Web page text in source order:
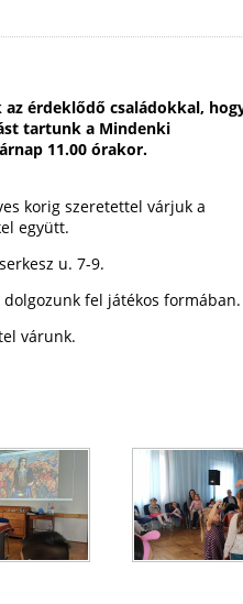
érdeklődő családokkal,
tartunk a Mindenki
11.00 órakor.
korig szeretettel várjuk a
együtt.
u. 7-9.
fel játékos formában.
várunk.